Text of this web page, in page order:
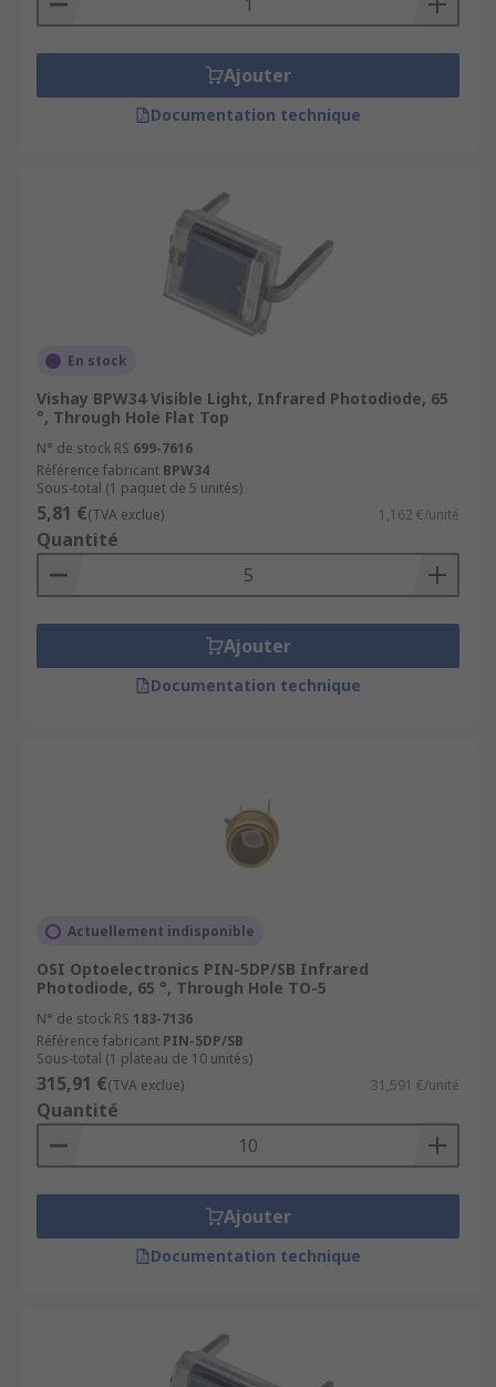
Ajouter
Documentation technique
En stock
Vishay BPW34 Visible Light, Infrared Photodiode, 65
°, Through Hole Flat Top
N° de stock RS 699-7616
Référence fabricant BPW34
Sous-total (1 paquet de 5 unités)
5,81 €(TVA exclue) 1,162 €/unité
Quantité
Ajouter
Documentation technique
Actuellement indisponible
OSI Optoelectronics PIN-5DP/SB Infrared
Photodiode, 65 °, Through Hole TO-5
N° de stock RS 183-7136
Référence fabricant PIN-5DP/SB
Sous-total (1 plateau de 10 unités)
315,91 €(TVA exclue) 31,591 €/unité
Quantité
Ajouter
Documentation technique